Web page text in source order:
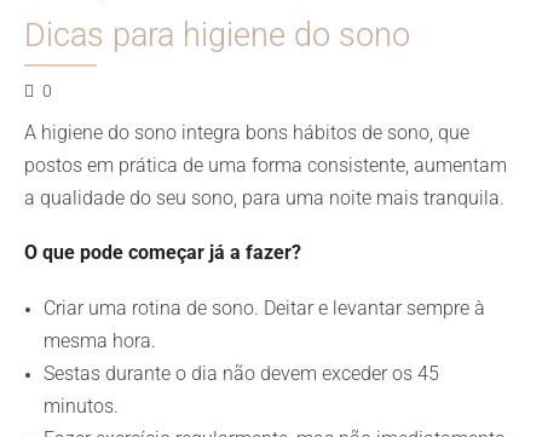
Dicas para higiene do sono
0
A higiene do sono integra bons hábitos de sono, que
postos em prática de uma forma consistente, aumentam
a qualidade do seu sono, para uma noite mais tranquila.
O que pode começar já a fazer?
Criar uma rotina de sono. Deitar e levantar sempre à
mesma hora.
Sestas durante o dia não devem exceder os 45
minutos.